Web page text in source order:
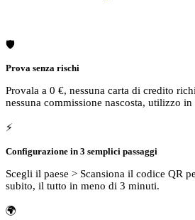
🛡️
Prova senza rischi
Provala a 0 €, nessuna carta di credito
nessuna commissione nascosta, utilizzo in
⚡
Configurazione in 3 semplici passaggi
Scegli il paese > Scansiona il codice QR
subito, il tutto in meno di 3 minuti.
🌍